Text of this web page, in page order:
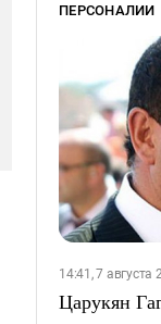
ПЕРСОНАЛИИ
14:41, 7 августа
Царукян